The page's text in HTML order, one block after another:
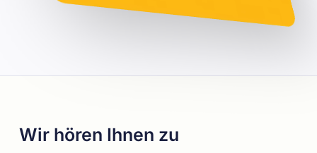
Wir hören Ihnen zu